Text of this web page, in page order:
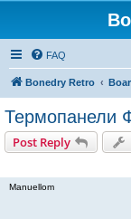
FAQ
Bonedry Retro
Термопанели
Post Reply
Manuellom